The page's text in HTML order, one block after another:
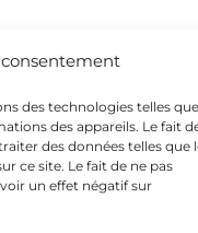
des technologies telles que
des appareils. Le fait
des données telles que
ce site. Le fait de ne pas
un effet négatif sur